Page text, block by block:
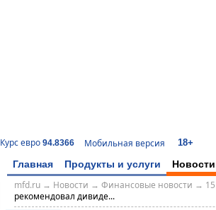
Курс евро 94.8366 Мобильная версия 18+
Главная Продукты и услуги Новости
mfd.ru→ Новости → Финансовые новости →
рекомендовал дивиде...